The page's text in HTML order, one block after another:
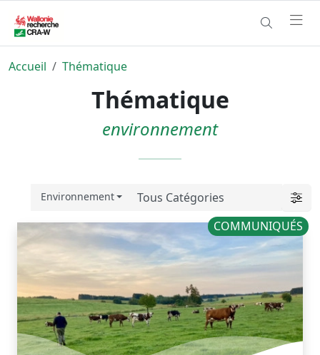
Accueil Thématique
Thématique
environnement
Environnement
COMMUNIQUÉS